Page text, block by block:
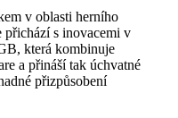
v oblasti herního
přichází s inovacemi v
která kombinuje
a přináší tak úchvatné
přizpůsobení